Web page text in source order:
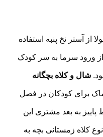
از آستر نخ پنبه استفاده
ورود سرما به سر کودک
شال و کلاه بچگانه
برای کودکان در فصل
به بعد مشتری این
نوع کلاه زمستانی بچه به